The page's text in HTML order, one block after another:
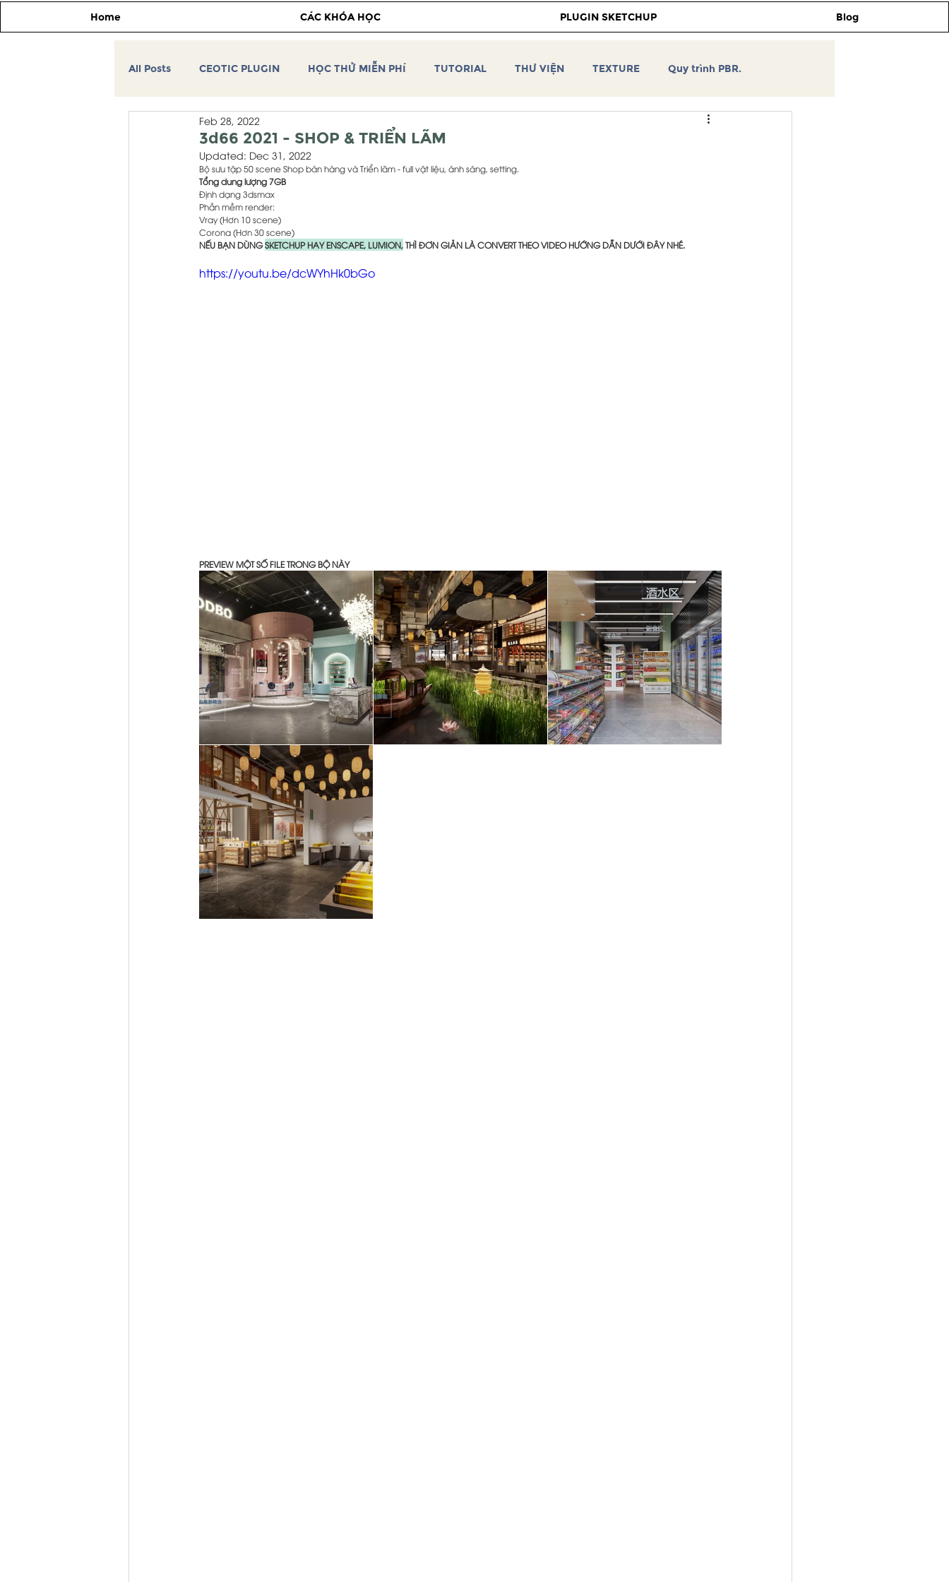
Home CÁC KHÓA HỌC PLUGIN SKETCHUP Blog
All Posts CEOTIC PLUGIN HỌC THỬ MIỄN PHÍ TUTORIAL THƯ VIỆN TEXTURE Quy trình PBR.
CEOTIC TIP&TRICK Vray 5 for Sketchup Tự học thiết kế
THƯ VIỆN 3DSMAX HỌC VIÊN CEOTIC
MÁY TÍNH ĐỒ HỌA KIẾN TRÚC CEOTIC HDRI CEOTIC PLUGIN TUTORIAL
3d66 2021 - SHOP & TRIỂN LÃM
Feb 28, 2022
Updated: Dec 31, 2022
Bộ sưu tập 50 scene Shop bán hàng và Triển lãm - full vật liệu, ánh sáng, setting.
Tổng dung lượng 7GB
Định dạng 3dsmax
Phần mềm render:
Vray (Hơn 10 scene)
Corona (Hơn 30 scene)
NẾU BẠN DÙNG SKETCHUP HAY ENSCAPE, LUMION, THÌ ĐƠN GIẢN LÀ CONVERT THEO VIDEO HƯỚNG DẪN DƯỚI ĐÂY NHÉ.
https://youtu.be/dcWYhHk0bGo
PREVIEW MỘT SỐ FILE TRONG BỘ NÀY